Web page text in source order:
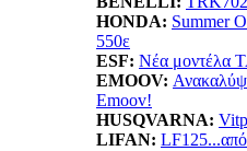
HONDA: Summer
550ε
ESF: Νέα μοντέλα
EMOOV:
Emoov!
HUSQVARNA:
LIFAN: